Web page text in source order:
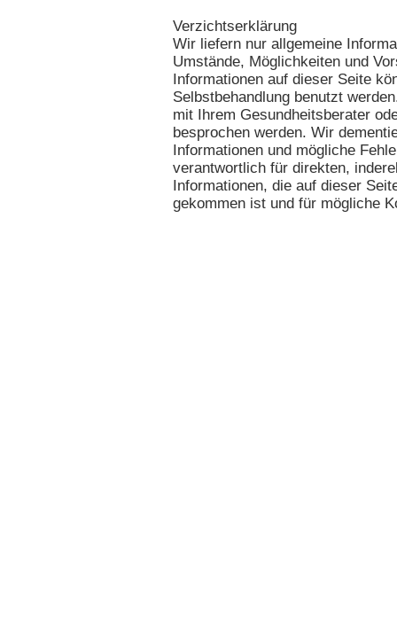
Verzichtserklärung
Wir liefern nur allgemeine
Umstände, Möglichkeiten und
Informationen auf dieser Seite
Selbstbehandlung benutzt
mit Ihrem Gesundheitsberater
besprochen werden. Wir
Informationen und mögliche
verantwortlich für direkten,
Informationen, die auf dieser
gekommen ist und für mögliche